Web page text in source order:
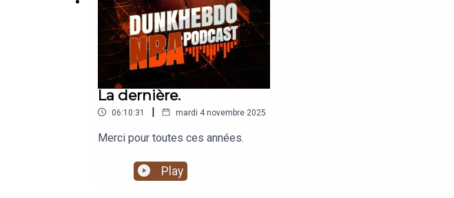
Les bons moves des Wizards - (52:21)
Des Nets muets - (56:04)
Outro (Magic, Philadelphie) - (1:00:20)
La dernière.
06:10:31 | mardi 4 novembre 2025
Merci pour toutes ces années.
Play